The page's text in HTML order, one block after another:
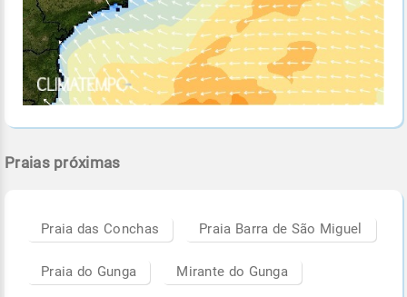
Praias próximas
Praia das Conchas Praia Barra de São Miguel
Praia do Gunga Mirante do Gunga